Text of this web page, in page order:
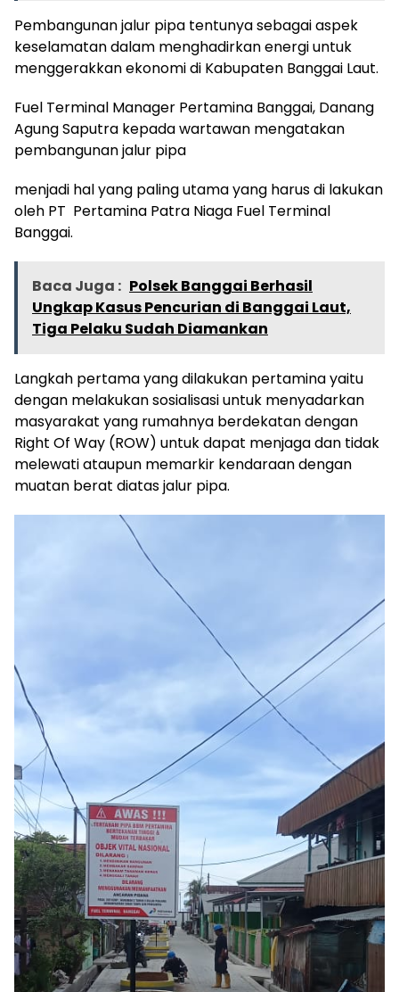
Pembangunan jalur pipa tentunya sebagai aspek
keselamatan dalam menghadirkan energi untuk
menggerakkan ekonomi di Kabupaten Banggai Laut.
Fuel Terminal Manager Pertamina Banggai, Danang
Agung Saputra kepada wartawan mengatakan
pembangunan jalur pipa
menjadi hal yang paling utama yang harus di lakukan
oleh PT Pertamina Patra Niaga Fuel Terminal
Banggai.
Baca Juga : Polsek Banggai Berhasil
Ungkap Kasus Pencurian di Banggai Laut,
Tiga Pelaku Sudah Diamankan
Langkah pertama yang dilakukan pertamina yaitu
dengan melakukan sosialisasi untuk menyadarkan
masyarakat yang rumahnya berdekatan dengan
Right Of Way (ROW) untuk dapat menjaga dan tidak
melewati ataupun memarkir kendaraan dengan
muatan berat diatas jalur pipa.